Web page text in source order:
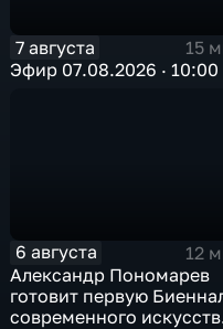
7 августа
15
Эфир 07.08.2026 · 10:00
6 августа
12
Александр Пономарев
готовит первую
современного